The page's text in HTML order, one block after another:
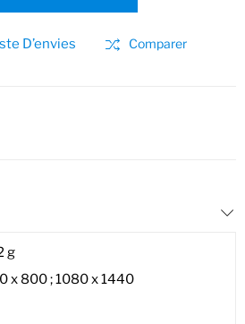
D’envies Comparer
g
x 800 ; 1080 x 1440